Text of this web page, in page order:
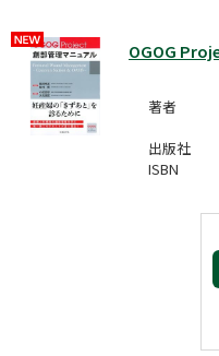
OGOG
著者
出版社
ISBN